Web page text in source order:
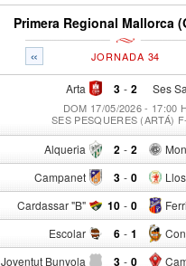
Primera Regional Mallorca
« JORNADA 34
Arta 3 - Ses
2
DOM 17/05/2026 - 17:00 H
SES PESQUERES (ARTÁ)
Alqueria 2 - 2
Campanet 3 - 0
Cardassar "B" 10 - 0
Escolar 6 - 1
Joventut Bunyola 3 - 0